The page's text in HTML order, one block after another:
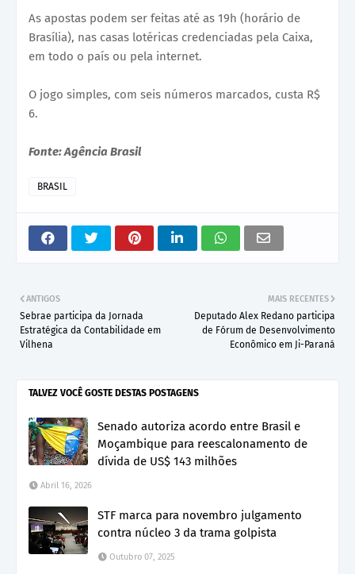
As apostas podem ser feitas até as 19h (horário de
Brasília), nas casas lotéricas credenciadas pela Caixa,
em todo o país ou pela internet.
O jogo simples, com seis números marcados, custa R$
6.
Fonte: Agência Brasil
BRASIL
MAIS RECENTES
Deputado Alex Redano participa
de Fórum de Desenvolvimento
Econômico em Ji-Paraná
ANTIGOS
Sebrae participa da Jornada
Estratégica da Contabilidade em
Vilhena
TALVEZ VOCÊ GOSTE DESTAS POSTAGENS
Senado autoriza acordo entre Brasil e
Moçambique para reescalonamento de
dívida de US$ 143 milhões
Abril 16, 2026
STF marca para novembro julgamento
contra núcleo 3 da trama golpista
Outubro 07, 2025